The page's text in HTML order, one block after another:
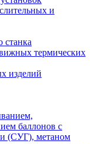
и
станка
термических
изделий
баллонов с
(СУГ), метаном